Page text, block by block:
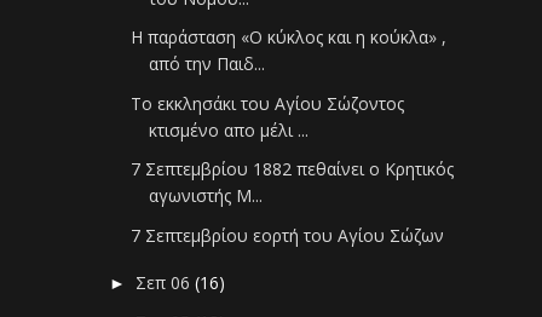
H παράσταση «Ο κύκλος και η κούκλα» ,
από την Παιδ...
Το εκκλησάκι του Αγίου Σώζοντος
κτισμένο απο μέλι ...
7 Σεπτεμβρίου 1882 πεθαίνει ο Κρητικός
αγωνιστής Μ...
7 Σεπτεμβρίου εορτή του Αγίου Σώζων
► Σεπ 06(16)